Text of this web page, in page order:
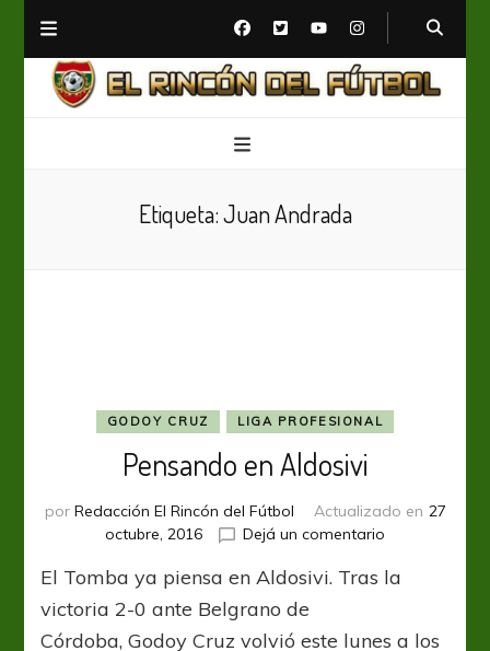
Etiqueta:Juan Andrada
GODOY CRUZ LIGA PROFESIONAL
Pensando en Aldosivi
por Redacción El Rincón del Fútbol Actualizado en 27
octubre, 2016
Dejá un comentario
en
El Tomba ya piensa en Aldosivi. Tras la
victoria 2-0 ante Belgrano de
Córdoba, Godoy Cruz volvió este lunes a los